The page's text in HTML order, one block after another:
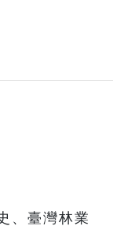
、臺灣林業